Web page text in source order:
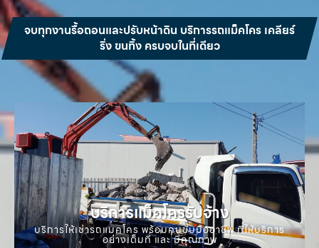
จบทุกงานรื้อถอนและปรับหน้าดิน บริการรถแม็คโคร เคลียร์
ริ่ง ขนทิ้ง ครบจบในที่เดียว
บริการแม็คโครรับจ้าง
บริการให้เช่ารถแมคโคร พร้อมคนขับมืออาชีพ ที่ให้บริการ
อย่างเต็มที่ และ มีคุณภาพ